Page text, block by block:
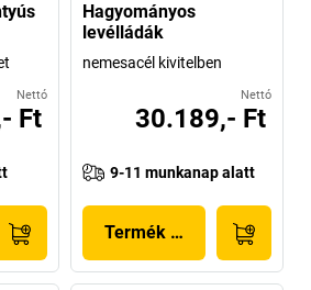
Nettó
Ft
Hagyományos
levélládák
nemesacél kivitelben
Nettó
30.189,- Ft
9-11 munkanap alatt
Termék megjelenítése